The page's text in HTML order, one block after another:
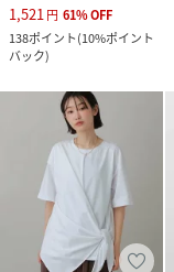
1,521円 61%OFF
138ポイント(10%ポイント
バック)